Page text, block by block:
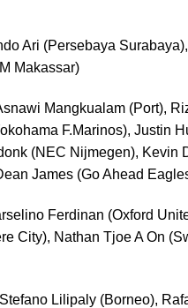
Ari (Persebaya
Makassar)
Mangkualam (Port),
F.Marinos), Justin
(NEC Nijmegen), Kevin
James (Go Ahead
Ferdinan (Oxford
City), Nathan Tjoe A On
Lilipaly (Borneo),